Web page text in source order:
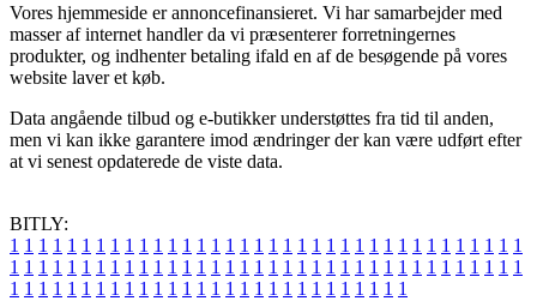
Vores hjemmeside er annoncefinansieret. Vi har samarbejder med
masser af internet handler da vi præsenterer forretningernes
produkter, og indhenter betaling ifald en af de besøgende på vores
website laver et køb.
Data angående tilbud og e-butikker understøttes fra tid til anden,
men vi kan ikke garantere imod ændringer der kan være udført efter
at vi senest opdaterede de viste data.
BITLY:
1 1 1 1 1 1 1 1 1 1 1 1 1 1 1 1 1 1 1 1 1 1 1 1 1 1 1 1 1 1 1 1 1 1 1 1
1 1 1 1 1 1 1 1 1 1 1 1 1 1 1 1 1 1 1 1 1 1 1 1 1 1 1 1 1 1 1 1 1 1 1 1
1 1 1 1 1 1 1 1 1 1 1 1 1 1 1 1 1 1 1 1 1 1 1 1 1 1 1 1